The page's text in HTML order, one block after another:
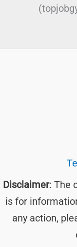
Disclaimer: The
is for
any action,